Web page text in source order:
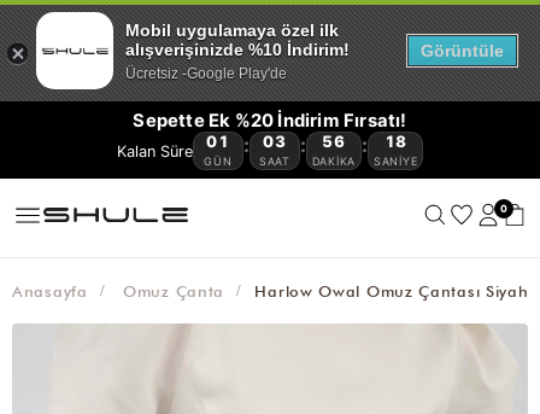
Sepette Ek %20 İndirim Fırsatı!
01
GÜN
: 03
SAAT
: 56
DAKIKA
: 18
SANIYE
0
GELENLER
🔥
ÇOK
SATANLAR
VE
SEYAHAT
ÇANTASI
OMUZ
ÇANTASI
ÇAPRAZ
ÇANTA
BAGET
ÇANTA
HASIR
ÇANTA
KANVAS
ÇANTA
VE
KARTLIKLAR
KEMER
AKSESUAR
AVANTAJLI
ÜRÜNLER
Anasayfa Omuz Çanta Harlow Owal Omuz Çantası Siyah
Mobil uygulamaya özel ilk
alışverişinizde %10 İndirim!
Ücretsiz -Google Play'de
Görüntüle